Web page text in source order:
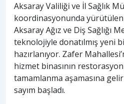
Aksaray Valiliği ve İl Sağlık
koordinasyonunda yürütülen
Aksaray Ağız ve Diş Sağlığı
teknolojiyle donatılmış yeni
hazırlanıyor. Zafer
hizmet binasının restorasyon
tamamlanma aşamasına
sayım başladı.